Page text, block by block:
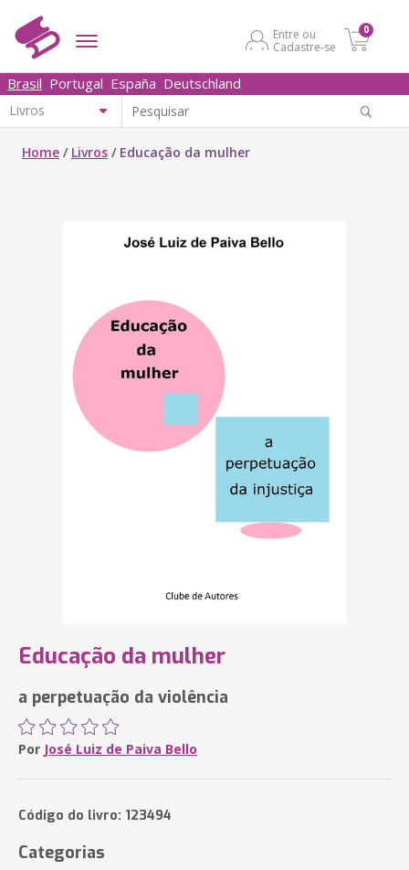
Entre ou
Cadastre-se
0
Brasil Portugal España Deutschland
Home / Livros / Educação da mulher
Educação da mulher
a perpetuação da violência
Por José Luiz de Paiva Bello
Código do livro: 123494
Categorias